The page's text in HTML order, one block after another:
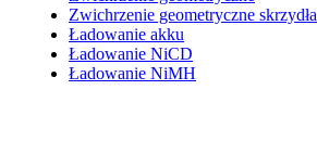
Zwichrzenie geometryczne skrzydła
Ładowanie akku
Ładowanie NiCD
Ładowanie NiMH